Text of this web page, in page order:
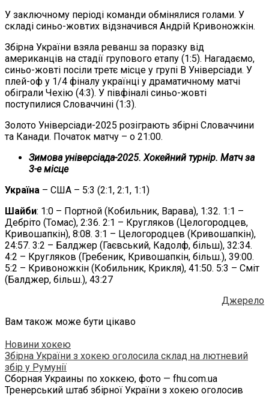
У заключному періоді команди обмінялися голами. У
складі синьо-жовтих відзначився Андрій Кривоножкін.
Збірна України взяла реванш за поразку від
американців на стадії групового етапу (1:5). Нагадаємо,
синьо-жовті посіли третє місце у групі В Універсіади. У
плей-оф у 1/4 фіналу українці у драматичному матчі
обіграли Чехію (4:3). У півфіналі синьо-жовті
поступилися Словаччині (1:3).
Золото Універсіади-2025 розіграють збірні Словаччини
та Канади. Початок матчу – о 21:00.
Зимова універсіада-2025. Хокейний турнір. Матч за
3-е місце
Україна – США – 5:3 (2:1, 2:1, 1:1)
Шайби: 1:0 – Портной (Кобильник, Варава), 1:32. 1:1 –
Дебріто (Томас), 2:36. 2:1 – Кругляков (Целогородцев,
Кривошапкін), 8:08. 3:1 – Целогородцев (Кривошапкін),
24:57. 3:2 – Балджер (Гаєвський, Кадолф, більш), 32:34.
4:2 – Кругляков (Гребеник, Кривошапкін, більш.), 39:00.
5:2 – Кривоножкін (Кобильник, Крикля), 41:50. 5:3 – Сміт
(Балджер, більш.), 43:27
Джерело
Вам також може бути цікаво
Новини хокею
Збірна України з хокею оголосила склад на лютневий
збір у Румунії
Сборная Украины по хоккею, фото — fhu.com.ua
Тренерський штаб збірної України з хокею оголосив